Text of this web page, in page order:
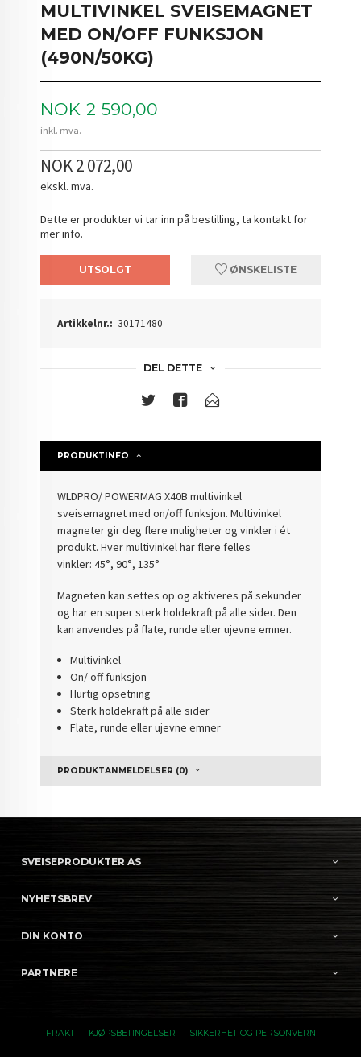
MULTIVINKEL SVEISEMAGNET
MED ON/OFF FUNKSJON
(490N/50KG)
Pris
NOK 2 590,00
inkl. mva.
NOK 2 072,00
ekskl. mva.
Dette er produkter vi tar inn på bestilling, ta kontakt for
mer info.
UTSOLGT ØNSKELISTE
Artikkelnr.: 30171480
DEL DETTE
PRODUKTINFO
WLDPRO/ POWERMAG X40B multivinkel
sveisemagnet med on/off funksjon. Multivinkel
magneter gir deg flere muligheter og vinkler i ét
produkt. Hver multivinkel har flere felles
vinkler: 45°, 90°, 135°
Magneten kan settes op og aktiveres på sekunder
og har en super sterk holdekraft på alle sider. Den
kan anvendes på flate, runde eller ujevne emner.
Multivinkel
On/ off funksjon
Hurtig opsetning
Sterk holdekraft på alle sider
Flate, runde eller ujevne emner
PRODUKTANMELDELSER (0)
SVEISEPRODUKTER AS
NYHETSBREV
DIN KONTO
PARTNERE
FRAKT KJØPSBETINGELSER SIKKERHET OG PERSONVERN